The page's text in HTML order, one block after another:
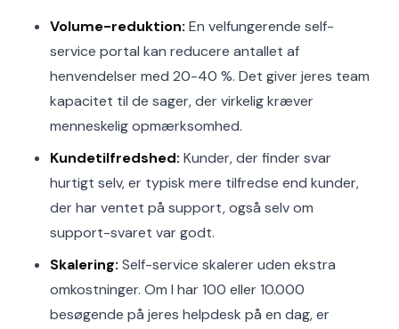
Volume-reduktion: En velfungerende self-
service portal kan reducere antallet af
henvendelser med 20-40 %. Det giver jeres team
kapacitet til de sager, der virkelig kræver
menneskelig opmærksomhed.
Kundetilfredshed: Kunder, der finder svar
hurtigt selv, er typisk mere tilfredse end kunder,
der har ventet på support, også selv om
support-svaret var godt.
Skalering: Self-service skalerer uden ekstra
omkostninger. Om I har 100 eller 10.000
besøgende på jeres helpdesk på en dag, er